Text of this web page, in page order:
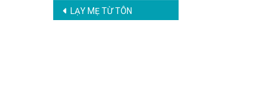
Post
LẠY MẸ TỪ TÔN